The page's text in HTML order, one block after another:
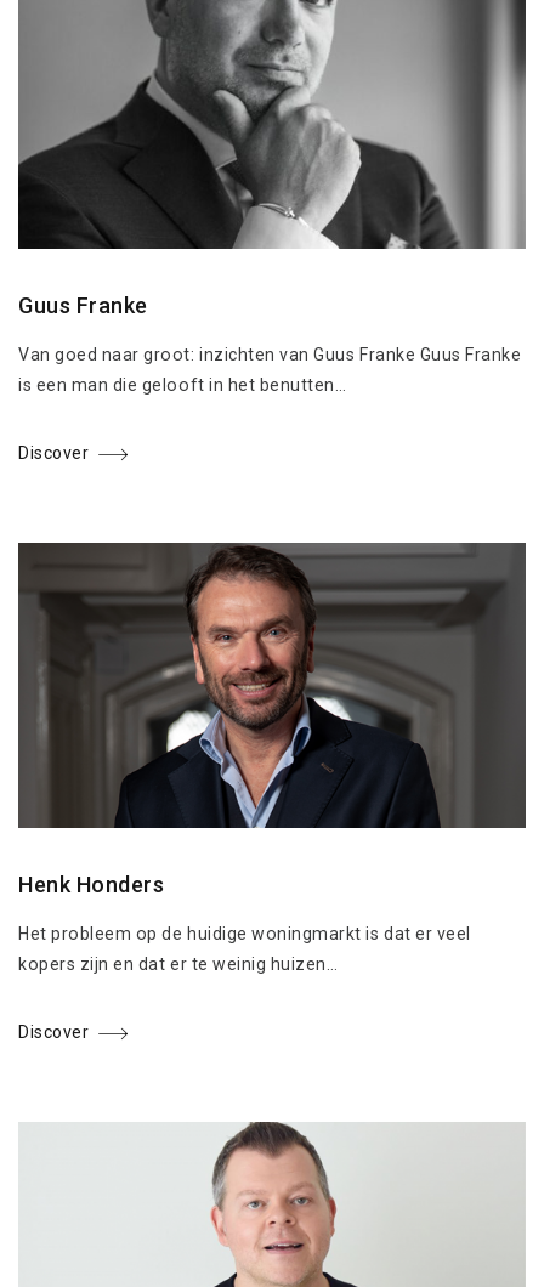
Guus Franke
Van goed naar groot: inzichten van Guus Franke Guus Franke
is een man die gelooft in het benutten…
Discover
Henk Honders
Het probleem op de huidige woningmarkt is dat er veel
kopers zijn en dat er te weinig huizen…
Discover